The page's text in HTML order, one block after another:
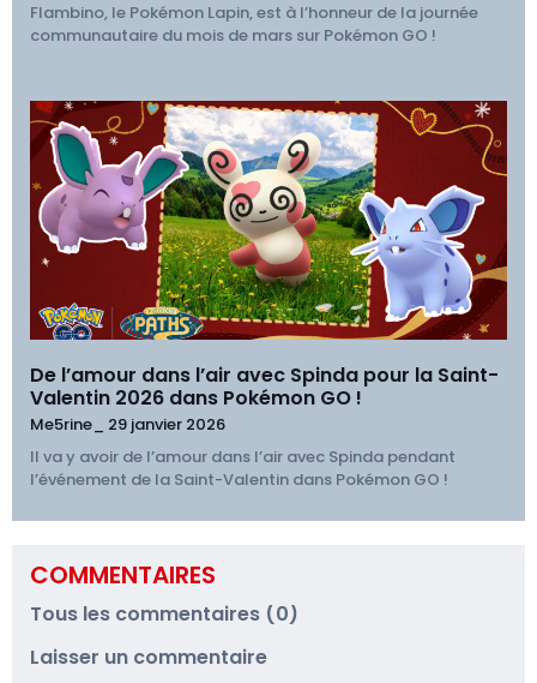
Flambino, le Pokémon Lapin, est à l’honneur de la journée
communautaire du mois de mars sur Pokémon GO !
De l’amour dans l’air avec Spinda pour la Saint-
Valentin 2026 dans Pokémon GO !
Me5rine_ 29 janvier 2026
Il va y avoir de l’amour dans l’air avec Spinda pendant
l’événement de la Saint-Valentin dans Pokémon GO !
COMMENTAIRES
Tous les commentaires (0)
Laisser un commentaire